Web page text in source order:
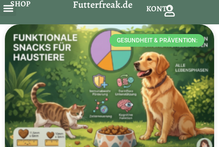
SHOP Futterfreak.de KONTO
Leckerlis & Snacks:
GESUNDHEIT & PRÄVENTION: